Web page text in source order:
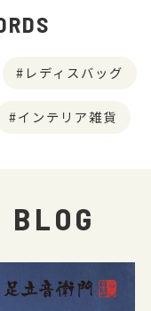
レディスバッグ
インテリア雑貨
BLOG